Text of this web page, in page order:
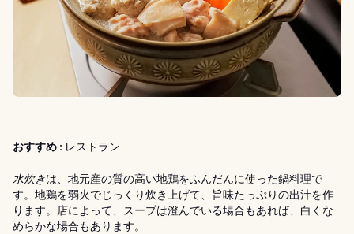
おすすめ : レストラン
水炊きは、地元産の質の高い地鶏をふんだんに使った鍋料理で
す。地鶏を弱火でじっくり炊き上げて、旨味たっぷりの出汁を作
ります。店によって、スープは澄んでいる場合もあれば、白くな
めらかな場合もあります。